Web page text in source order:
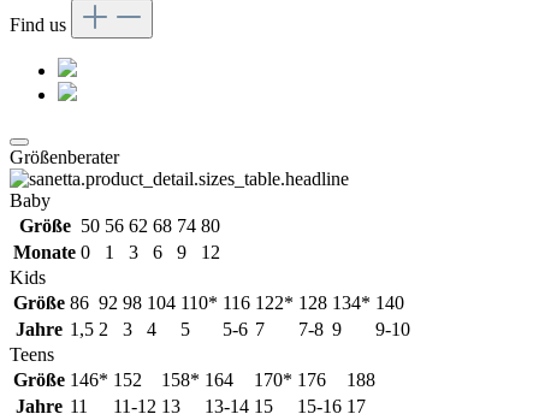
Find us
Größenberater
Baby
Größe 50 56 62 68 74 80
Monate 0 1 3 6 9
12
Kids
Größe 86 92 98 104 110* 116 122* 128 134* 140
Jahre 1,5 2 3 4 5 5-6 7 7-8 9
9-10
Teens
Größe 146* 152 158* 164 170* 176
188
Jahre 11 11-12 13 13-14 15 15-16 17